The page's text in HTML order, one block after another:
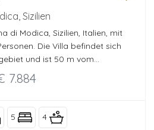
Sizilien
di Modica, Sizilien, Italien, mit
Die Villa befindet sich
und ist 50 m vom
vom Sandstrand entfernt.
7.884
5 4